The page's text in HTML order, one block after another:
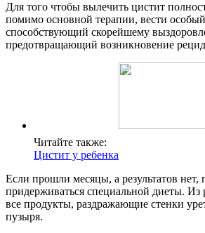
Для того чтобы вылечить цистит
помимо основной терапии, вести
способствующий скорейшему
предотвращающий возникновение
Читайте также:
Цистит у ребенка
Если прошли месяцы, а результатов нет,
придерживаться специальной диеты.
все продукты, раздражающие стенки
пузыря.